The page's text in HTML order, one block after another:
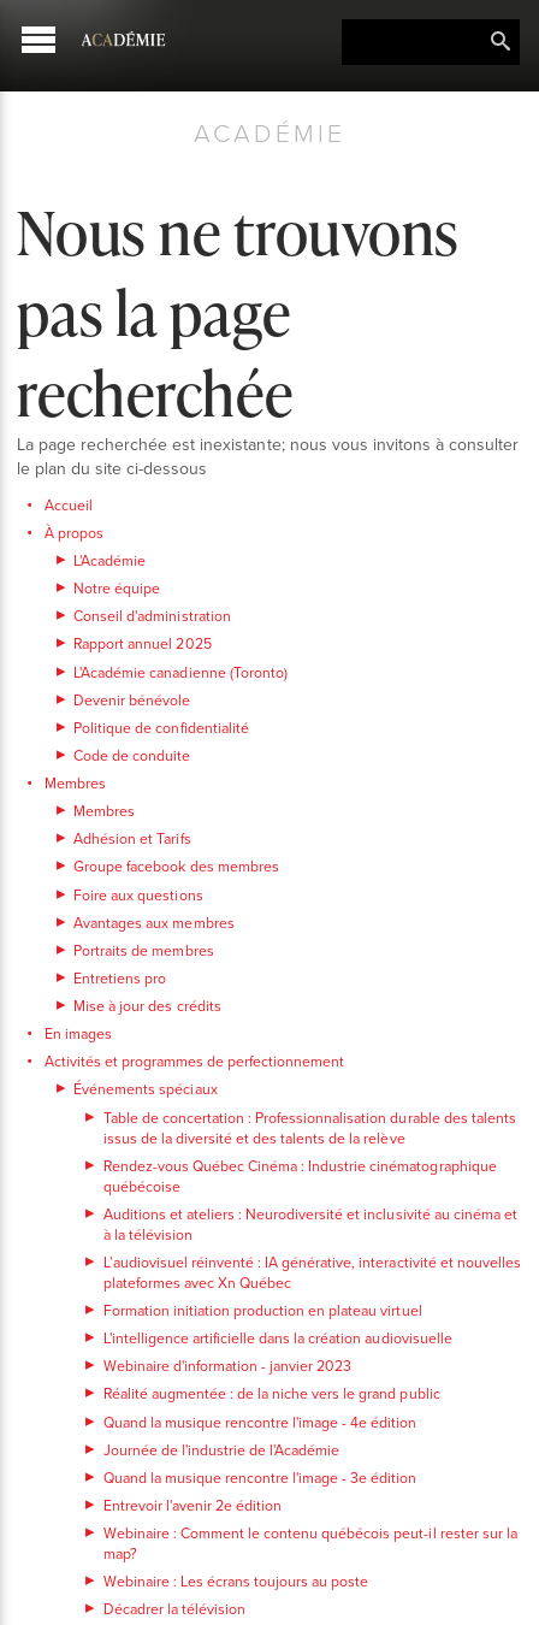
ACADÉMIE
Nous ne trouvons
pas la page
recherchée
La page recherchée est inexistante; nous vous invitons à consulter
le plan du site ci-dessous
Accueil
À propos
L'Académie
Notre équipe
Conseil d'administration
Rapport annuel 2025
L'Académie canadienne (Toronto)
Devenir bénévole
Politique de confidentialité
Code de conduite
Membres
Membres
Adhésion et Tarifs
Groupe facebook des membres
Foire aux questions
Avantages aux membres
Portraits de membres
Entretiens pro
Mise à jour des crédits
En images
Activités et programmes de perfectionnement
Événements spéciaux
Table de concertation : Professionnalisation durable des talents
issus de la diversité et des talents de la relève
Rendez-vous Québec Cinéma : Industrie cinématographique
québécoise
Auditions et ateliers : Neurodiversité et inclusivité au cinéma et
à la télévision
L’audiovisuel réinventé : IA générative, interactivité et nouvelles
plateformes avec Xn Québec
Formation initiation production en plateau virtuel
L'intelligence artificielle dans la création audiovisuelle
Webinaire d'information - janvier 2023
Réalité augmentée : de la niche vers le grand public
Quand la musique rencontre l'image - 4e édition
Journée de l'industrie de l'Académie
Quand la musique rencontre l'image - 3e édition
Entrevoir l'avenir 2e édition
Webinaire : Comment le contenu québécois peut-il rester sur la
map?
Webinaire : Les écrans toujours au poste
Décadrer la télévision